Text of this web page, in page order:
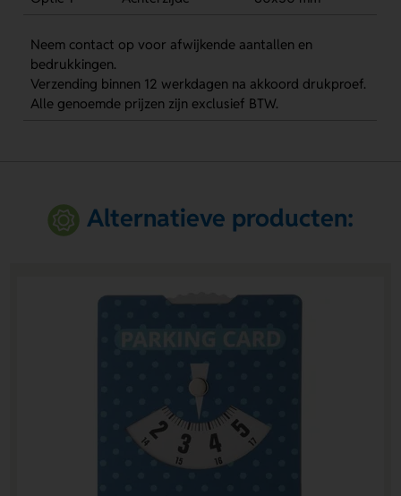
Neem contact op voor afwijkende aantallen en
bedrukkingen.
Verzending binnen 12 werkdagen na akkoord drukproef.
Alle genoemde prijzen zijn exclusief BTW.
Alternatieve producten: